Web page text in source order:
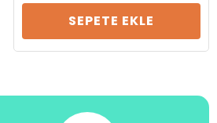
SEPETE EKLE